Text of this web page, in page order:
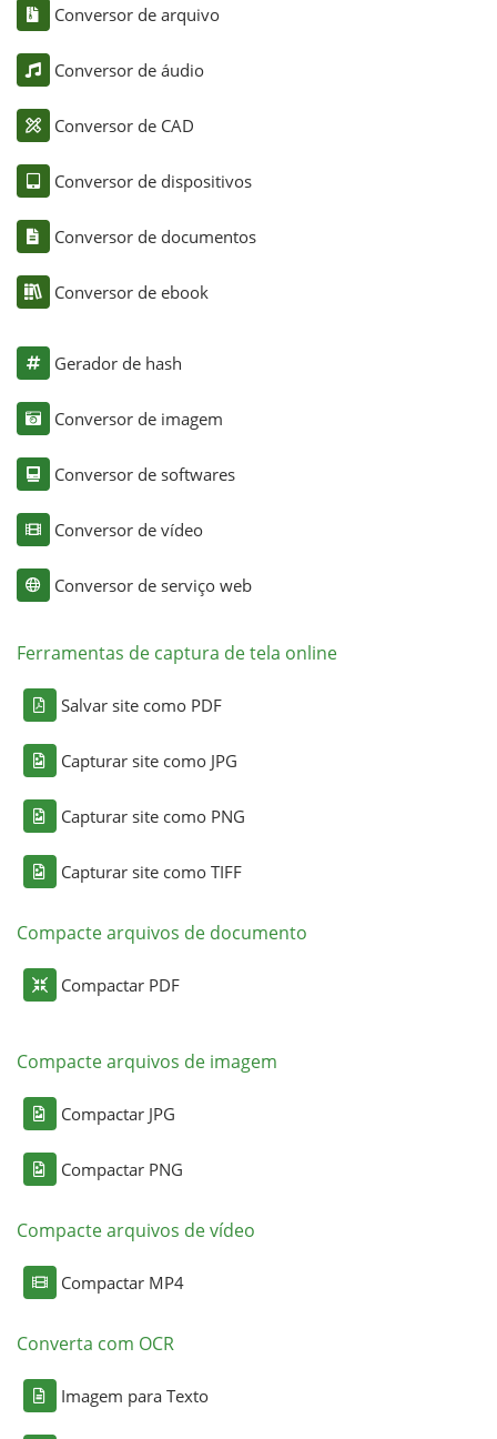
Conversor de arquivo
Conversor de áudio
Conversor de CAD
Conversor de dispositivos
Conversor de documentos
Conversor de ebook
Gerador de hash
Conversor de imagem
Conversor de softwares
Conversor de vídeo
Conversor de serviço web
Ferramentas de captura de tela online
Salvar site como PDF
Capturar site como JPG
Capturar site como PNG
Capturar site como TIFF
Compacte arquivos de documento
Compactar PDF
Compacte arquivos de imagem
Compactar JPG
Compactar PNG
Compacte arquivos de vídeo
Compactar MP4
Converta com OCR
Imagem para Texto